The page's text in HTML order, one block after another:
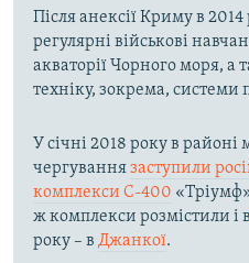
Після анексії Криму в 2014
регулярні військові
акваторії Чорного моря, а
техніку, зокрема, системи
У січні 2018 року в районі
чергуваннязаступили
комплекси С-400
ж комплекси розмістили і в
року – в Джанкої.